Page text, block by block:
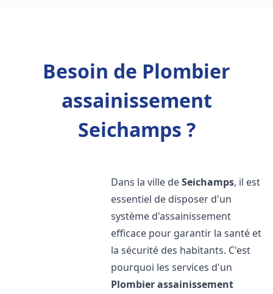
Besoin de Plombier
assainissement
Seichamps ?
Dans la ville deSeichamps, il est
essentiel de disposer d'un
système d'assainissement
efficace pour garantir la santé et
la sécurité des habitants. C'est
pourquoi les services d'un
Plombier assainissement